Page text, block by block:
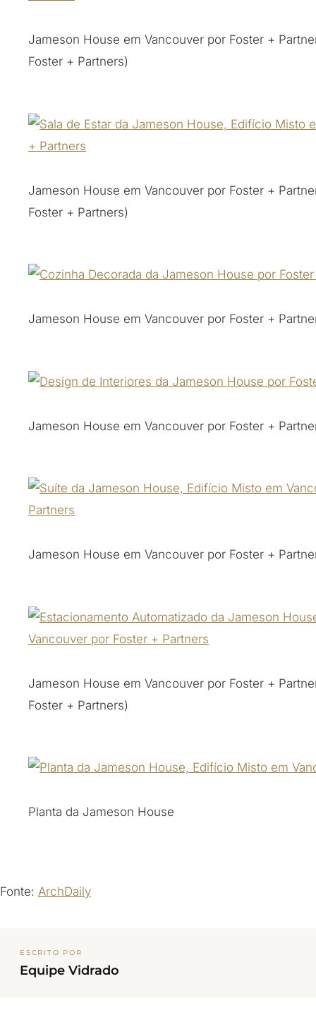
Jameson House em Vancouver por Foster +
Foster + Partners)
Jameson House em Vancouver por Foster +
Foster + Partners)
Jameson House em Vancouver por Foster +
Jameson House em Vancouver por Foster +
Jameson House em Vancouver por Foster +
Jameson House em Vancouver por Foster +
Foster + Partners)
Planta da Jameson House
Fonte: ArchDaily
ESCRITO POR
Equipe Vidrado